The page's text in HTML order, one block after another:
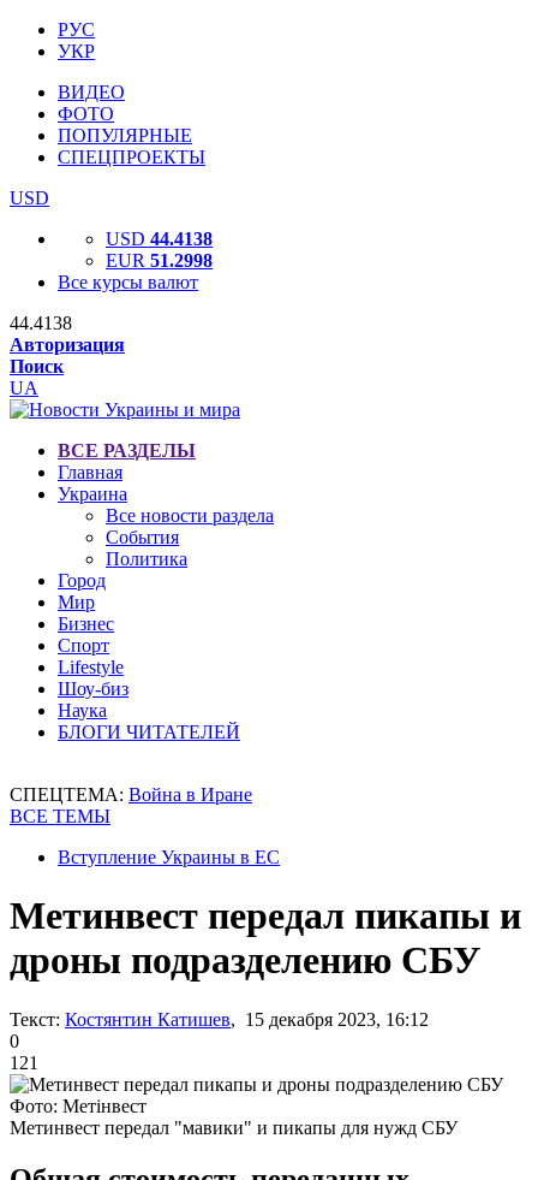
РУС
УКР
ВИДЕО
ФОТО
ПОПУЛЯРНЫЕ
СПЕЦПРОЕКТЫ
USD
USD 44.4138
EUR 51.2998
Все курсы валют
44.4138
Авторизация
Поиск
UA
ВСЕ РАЗДЕЛЫ
Главная
Украина
Все новости раздела
События
Политика
Город
Мир
Бизнес
Спорт
Lifestyle
Шоу-биз
Наука
БЛОГИ ЧИТАТЕЛЕЙ
СПЕЦТЕМА: Война в Иране
ВСЕ ТЕМЫ
Вступление Украины в ЕС
Метинвест передал пикапы и
дроны подразделению СБУ
Текст: Костянтин Катишев, 15 декабря 2023, 16:12
0
121
Фото: Метінвест
Метинвест передал "мавики" и пикапы для нужд СБУ